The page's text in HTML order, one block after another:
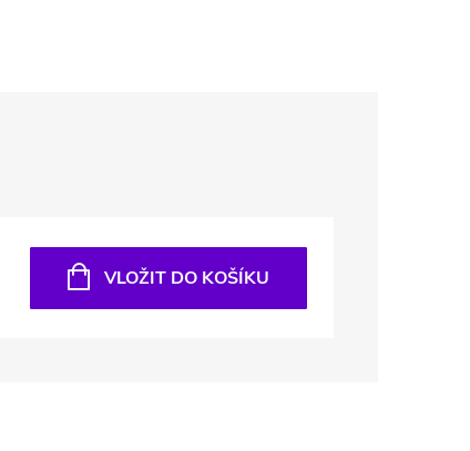
VLOŽIT DO KOŠÍKU